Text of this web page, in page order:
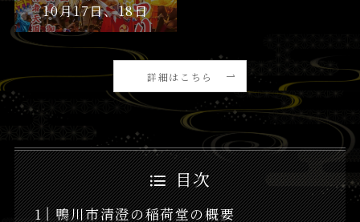
10月17日、18日
詳細はこちら
目次
鴨川市清澄の稲荷堂の概要